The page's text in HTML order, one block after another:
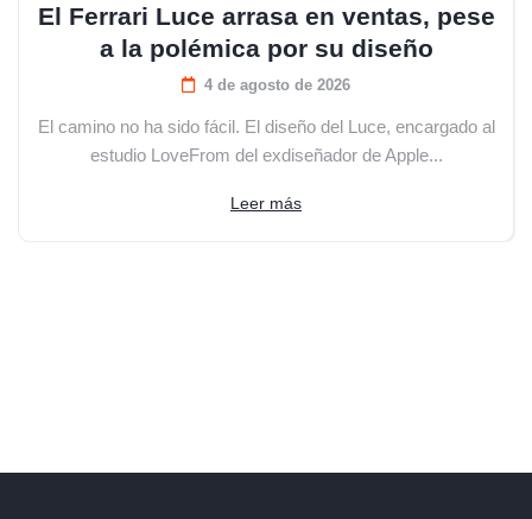
El Ferrari Luce arrasa en ventas, pese
a la polémica por su diseño
4 de agosto de 2026
El camino no ha sido fácil. El diseño del Luce, encargado al
estudio LoveFrom del exdiseñador de Apple...
Leer más